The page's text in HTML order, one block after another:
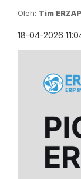
Oleh: Tim ERZAP
18-04-2026